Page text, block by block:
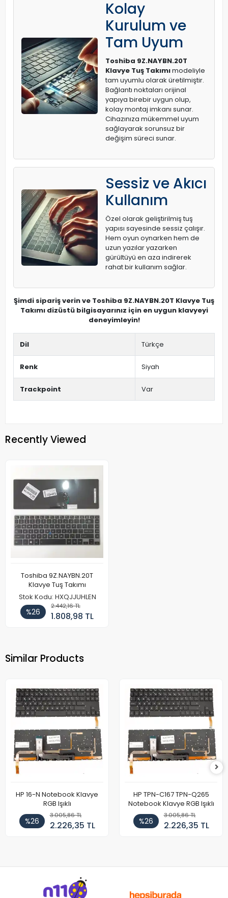
Kolay
Kurulum ve
Tam Uyum
Toshiba 9Z.NAYBN.20T
Klavye Tuş Takımımodeliyle
tam uyumlu olarak üretilmiştir.
Bağlantı noktaları orijinal
yapıya birebir uygun olup,
kolay montaj imkanı sunar.
Cihazınıza mükemmel uyum
sağlayarak sorunsuz bir
değişim süreci sunar.
Sessiz ve Akıcı
Kullanım
Özel olarak geliştirilmiş tuş
yapısı sayesinde sessiz çalışır.
Hem oyun oynarken hem de
uzun yazılar yazarken
gürültüyü en aza indirerek
rahat bir kullanım sağlar.
Şimdi sipariş verin ve Toshiba 9Z.NAYBN.20T Klavye Tuş
Takımı dizüstü bilgisayarınız için en uygun klavyeyi
deneyimleyin!
Dil Türkçe
Renk Siyah
Trackpoint Var
Recently Viewed
Toshiba 9Z.NAYBN.20T
Klavye Tuş Takımı
Stok Kodu: HXQJJUHLEN
%26
2.442,16 TL
1.808,98 TL
Similar Products
HP 16-N Notebook Klavye
RGB Işıklı
%26
3.005,86 TL
2.226,35 TL
HP TPN-C167 TPN-Q265
Notebook Klavye RGB Işıklı
%26
3.005,86 TL
2.226,35 TL